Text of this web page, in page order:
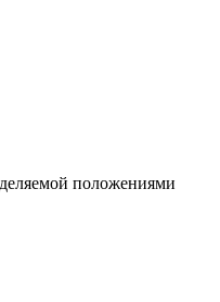
положениями